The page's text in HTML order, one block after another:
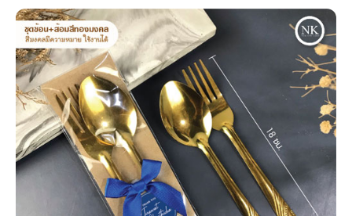
ของรับไหว้ +
ป้ายของชำร่วยงานแต่ง +
การ์ดงานบวช
การ์ดขึ้นบ้านใหม่